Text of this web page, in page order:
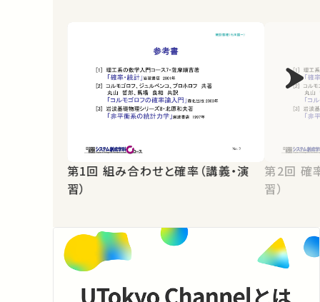
第1回 組み合わせと確率（講義・演
習）
第2回 確率変数と確率分布（講義・演
習）